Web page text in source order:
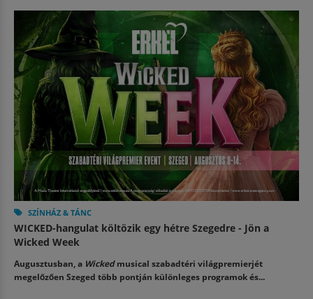
SZÍNHÁZ & TÁNC
WICKED-hangulat költözik egy hétre Szegedre - Jön a
Wicked Week
Augusztusban, a Wickedmusical szabadtéri világpremierjét
megelőzően Szeged több pontján különleges programok és...